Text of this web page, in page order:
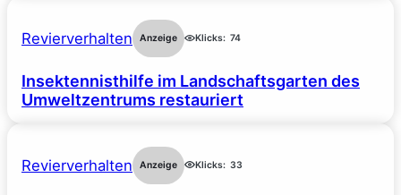
Revierverhalten Anzeige Klicks: 74
Insektennisthilfe im Landschaftsgarten des
Umweltzentrums restauriert
Revierverhalten Anzeige Klicks: 33